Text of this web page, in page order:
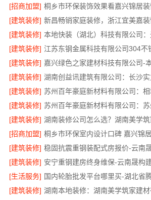
[招商加盟] 桐乡市环保装饰效果看嘉兴锦居
[建筑装修]
[建筑装修]
[建筑装修]
[建筑装修]
[建筑装修]
[建筑装修] 苏州百年豪庭新材料有限公司：
[建筑装修]
[建筑装修]
[招商加盟] 桐乡市环保室内设计口碑 嘉兴锦
[建筑装修] 稳固抗震重钢装配式房报价-云南
[建筑装修] 安宁重钢建房终身维保-云南晟构
[生活服务]
[建筑装修] 湖南本地装修：湖南美学筑家建